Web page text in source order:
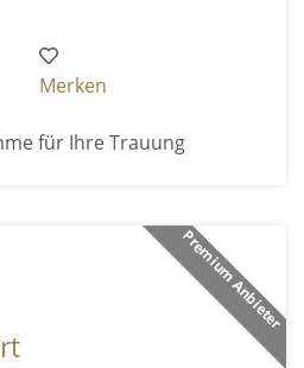
Merken
für Ihre Trauung
Premium Anbieter